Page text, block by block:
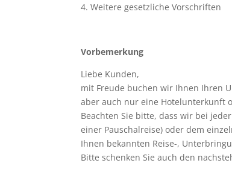
4. Weitere gesetzliche Vorschriften
Vorbemerkung
Liebe Kunden,
mit Freude buchen wir Ihnen Ihren
aber auch nur eine Hotelunterkunft
Beachten Sie bitte, dass wir bei
einer Pauschalreise) oder dem
Ihnen bekannten Reise-,
Bitte schenken Sie auch den